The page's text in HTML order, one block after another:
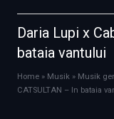
Daria Lupi x
bataia vantului
Home » Musik » Musik
CATSULTAN – In bataia